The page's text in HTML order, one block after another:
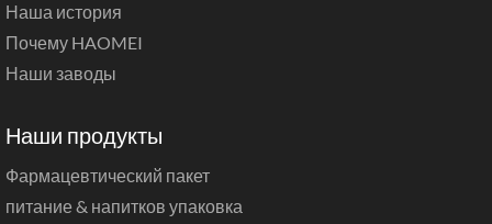
Наша история
Почему HAOMEI
Наши заводы
Наши продукты
Фармацевтический пакет
питание & напитков упаковка